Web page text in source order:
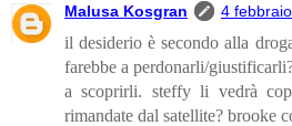
Malusa Kosgran 4
il desiderio è secondo alla
farebbe a perdonarli/
a scoprirli. steffy li vedrà
rimandate dal satellite? brooke